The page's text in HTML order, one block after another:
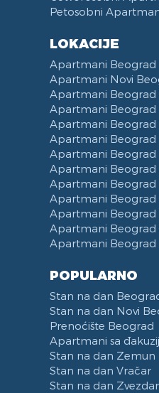
Bade Mantil
Toalet Papir
Sredstva za Čišćenje
Zabranjeno pušenje
Kategorizovan
Vaučeri
Trpezarijski Sto i
Aspirator
Posudje i Escajg
Mostarska petlja
Beogradski Sajam
Yu biznis centar
Ulica Španskih boraca
Naselje West 365
Filmski grad
Karadjordjev park
KBC Zemun
Institut za majku i
Hram Svetog Save
Ulica Kneginje Zorke
Sportski centar 11 April
Dunavski kej
Hotel Jugoslavija
Stari Merkator
Stari Merkator Novi
Delta City
Bulevar Zorana Djindjica
Tosin bunar
Petosobni
LOKACIJE
Apartmani Beograd
Apartmani Novi
Apartmani Beograd
Apartmani Beograd
Apartmani Beograd
Apartmani Beograd
Apartmani Beograd
Apartmani Beograd
Apartmani Beograd
Apartmani Beograd
Apartmani Beograd
Apartmani Beograd
Apartmani Beograd
POPULARNO
Stan na dan
Stan na dan Novi
Prenoćište Beograd
Apartmani sa
Stan na dan Zemun
Stan na dan Vračar
Stan na dan